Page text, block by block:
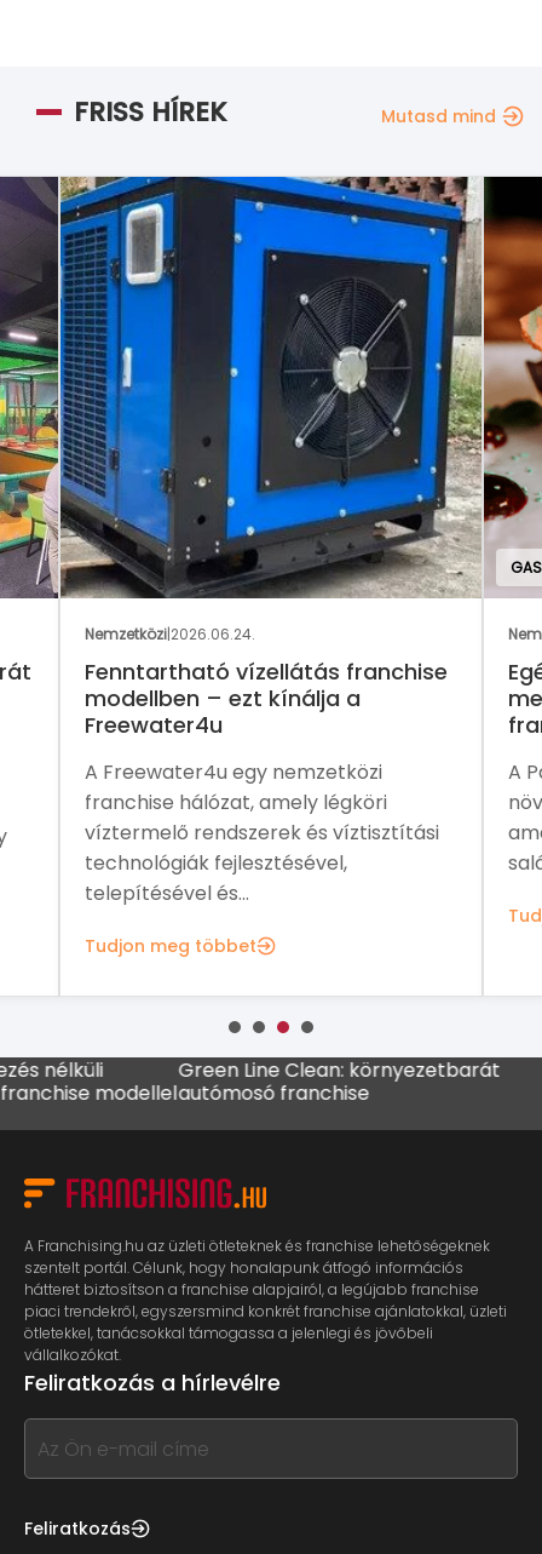
FRISS HÍREK Mutasd mind
Nemzetközi|2026.06.24.
Fenntartható vízellátás franchise
modellben – ezt kínálja a
Freewater4u
A Freewater4u egy nemzetközi
franchise hálózat, amely légköri
víztermelő rendszerek és víztisztítási
technológiák fejlesztésével,
telepítésével és...
Tudjon meg többet
A
modellel
Green Line Clean: környezetbarát
autómosó franchise
MADO
A Franchising.hu az üzleti ötleteknek és franchise lehetőségeknek
szentelt portál. Célunk, hogy honalapunk átfogó információs
hátteret biztosítson a franchise alapjairól, a legújabb franchise
piaci trendekről, egyszersmind konkrét franchise ajánlatokkal, üzleti
ötletekkel, tanácsokkal támogassa a jelenlegi és jövőbeli
vállalkozókat.
Feliratkozás a hírlevélre
If
you
this,
Feliratkozás